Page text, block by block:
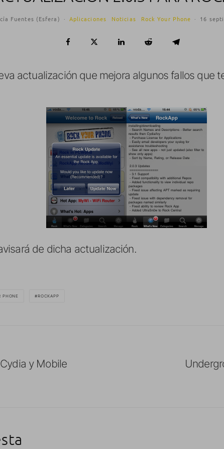
Fuentes (Esfera) · Aplicaciones Noticias Rock Your Phone · 16
actualización que mejora algunos fallos que
de dicha actualización.
PHONE ROCKAPP
y Mobile